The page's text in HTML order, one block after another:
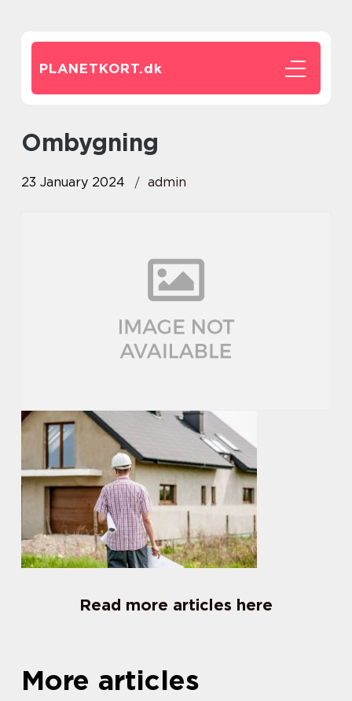
PLANETKORT.dk
ombygning
23 January 2024 admin
Read more articles here
More articles